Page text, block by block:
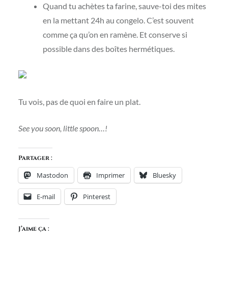
Quand tu achètes ta farine, sauve-toi des mites
en la mettant 24h au congelo. C’est souvent
comme ça qu’on en ramène. Et conserve si
possible dans des boîtes hermétiques.
Tu vois, pas de quoi en faire un plat.
See you soon, little spoon…!
Partager :
Mastodon Imprimer Bluesky
E-mail Pinterest
J’aime ça :